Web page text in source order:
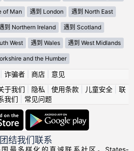
of Man 遇到 London 遇到 North East
到 Northern Ireland 遇到 Scotland
West 遇到 Wales 遇到 West Midlands
and the Humber
诈骗者| 商店| 意见
于我们 隐私 使用条款| 儿童安全| 联
我们
常见问题
结我们联系
最多样化的真诚联系社区。States-